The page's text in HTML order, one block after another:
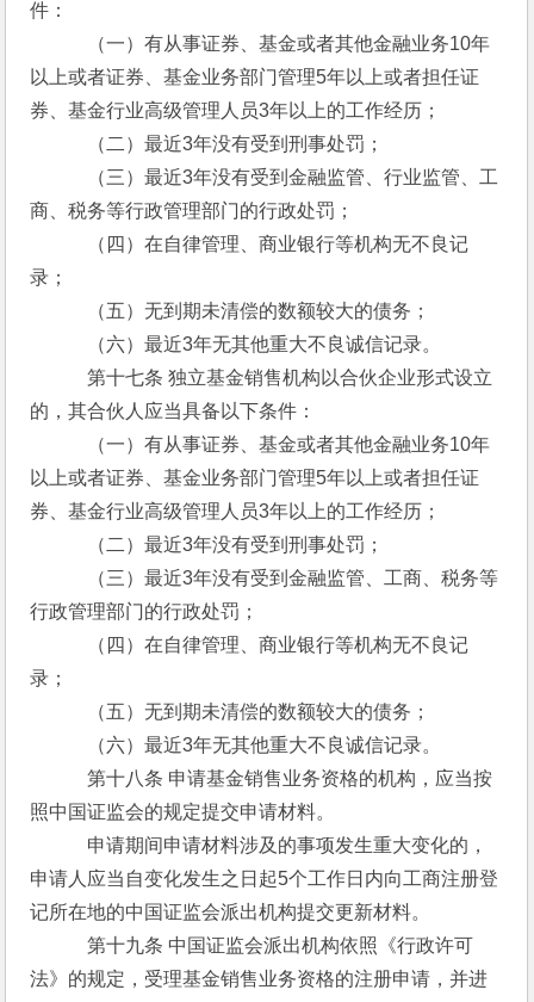
件：
（一）有从事证券、基金或者其他金融业务10年
以上或者证券、基金业务部门管理5年以上或者担任证
券、基金行业高级管理人员3年以上的工作经历；
（二）最近3年没有受到刑事处罚；
（三）最近3年没有受到金融监管、行业监管、工
商、税务等行政管理部门的行政处罚；
（四）在自律管理、商业银行等机构无不良记
录；
（五）无到期未清偿的数额较大的债务；
（六）最近3年无其他重大不良诚信记录。
第十七条 独立基金销售机构以合伙企业形式设立
的，其合伙人应当具备以下条件：
（一）有从事证券、基金或者其他金融业务10年
以上或者证券、基金业务部门管理5年以上或者担任证
券、基金行业高级管理人员3年以上的工作经历；
（二）最近3年没有受到刑事处罚；
（三）最近3年没有受到金融监管、工商、税务等
行政管理部门的行政处罚；
（四）在自律管理、商业银行等机构无不良记
录；
（五）无到期未清偿的数额较大的债务；
（六）最近3年无其他重大不良诚信记录。
第十八条 申请基金销售业务资格的机构，应当按
照中国证监会的规定提交申请材料。
申请期间申请材料涉及的事项发生重大变化的，
申请人应当自变化发生之日起5个工作日内向工商注册登
记所在地的中国证监会派出机构提交更新材料。
第十九条 中国证监会派出机构依照《行政许可
法》的规定，受理基金销售业务资格的注册申请，并进